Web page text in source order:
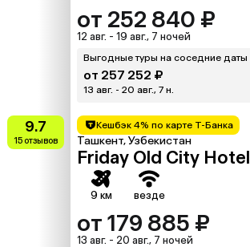
от 252 840 ₽
12 авг. - 19 авг., 7 ночей
Выгодные туры на соседние даты
от 257 252 ₽
13 авг. - 20 авг., 7 н.
9.7
15 отзывов
Кешбэк 4% по карте Т-Банка
Ташкент, Узбекистан
Friday Old City Hotel
9 км везде
от 179 885 ₽
13 авг. - 20 авг., 7 ночей